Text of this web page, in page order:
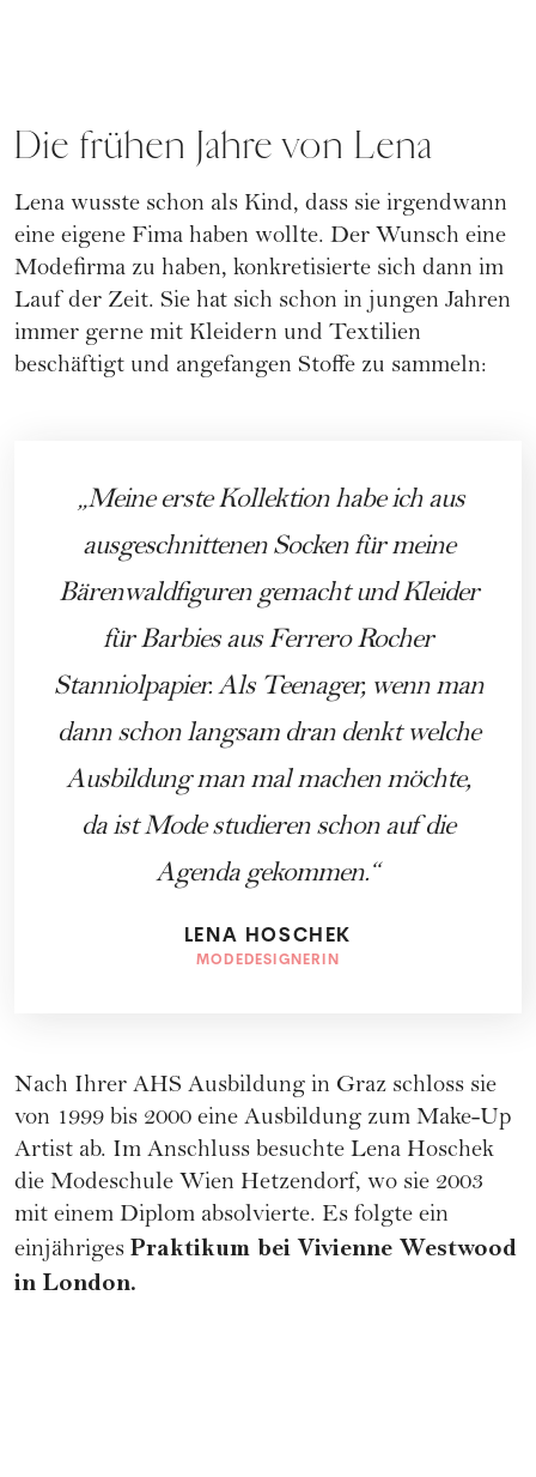
Die frühen Jahre von Lena
Lena wusste schon als Kind, dass sie irgendwann
eine eigene Fima haben wollte. Der Wunsch eine
Modefirma zu haben, konkretisierte sich dann im
Lauf der Zeit. Sie hat sich schon in jungen Jahren
immer gerne mit Kleidern und Textilien
beschäftigt und angefangen Stoffe zu sammeln:
Meine erste Kollektion habe ich aus
ausgeschnittenen Socken für meine
Bärenwaldfiguren gemacht und Kleider
für Barbies aus Ferrero Rocher
Stanniolpapier. Als Teenager, wenn man
dann schon langsam dran denkt welche
Ausbildung man mal machen möchte,
da ist Mode studieren schon auf die
Agenda gekommen.
LENA HOSCHEK
MODEDESIGNERIN
Nach Ihrer AHS Ausbildung in Graz schloss sie
von 1999 bis 2000 eine Ausbildung zum Make-Up
Artist ab. Im Anschluss besuchte Lena Hoschek
die Modeschule Wien Hetzendorf, wo sie 2003
mit einem Diplom absolvierte. Es folgte ein
einjähriges Praktikum bei Vivienne Westwood
in London.